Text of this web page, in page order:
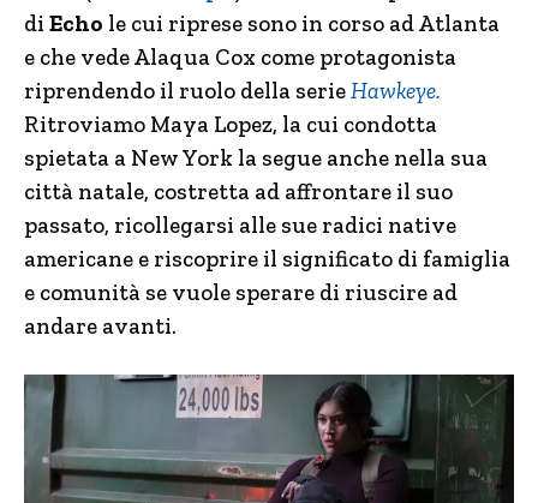
di Echo le cui riprese sono in corso ad Atlanta
e che vede Alaqua Cox come protagonista
riprendendo il ruolo della serieHawkeye.
Ritroviamo Maya Lopez, la cui condotta
spietata a New York la segue anche nella sua
città natale, costretta ad affrontare il suo
passato, ricollegarsi alle sue radici native
americane e riscoprire il significato di famiglia
e comunità se vuole sperare di riuscire ad
andare avanti.